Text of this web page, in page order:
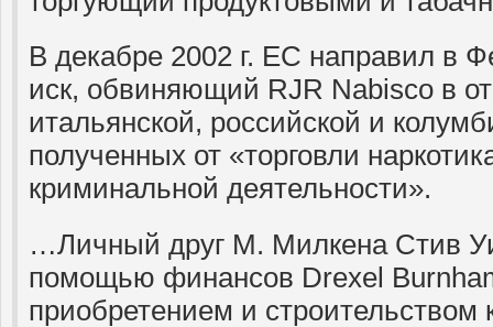
В декабре 2002 г. ЕС направил в
иск, обвиняющий RJR Nabisco в
итальянской, российской и
полученных от «торговли
криминальной деятельности».
…Личный друг М. Милкена Стив
помощью финансов Drexel
приобретением и строительством